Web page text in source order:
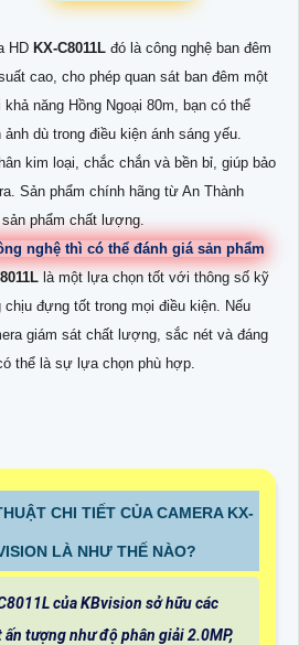
HD KX-C8011L đó là công nghệ ban đêm
cao, cho phép quan sát ban đêm một
năng Hồng Ngoại 80m, bạn có thể
dù trong điều kiện ánh sáng yếu.
kim loại, chắc chắn và bền bỉ, giúp bảo
Sản phẩm chính hãng từ An Thành
phẩm chất lượng.
nghệ thì có thể đánh giá sản phẩm
là một lựa chọn tốt với thông số kỹ
đựng tốt trong mọi điều kiện. Nếu
giám sát chất lượng, sắc nét và đáng
thể là sự lựa chọn phù hợp.
CHI TIẾT CỦA CAMERA KX-
LÀ NHƯ THẾ NÀO?
của KBvision sở hữu các
tượng như độ phân giải 2.0MP,